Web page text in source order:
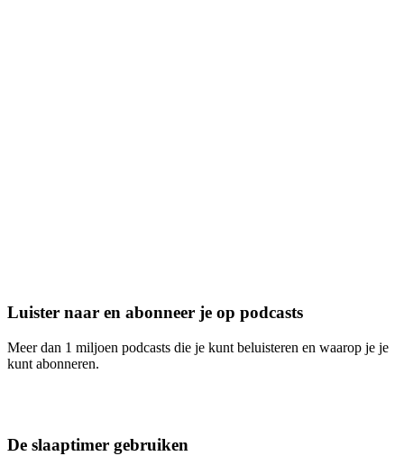
Luister naar en abonneer je op podcasts
Meer dan 1 miljoen podcasts die je kunt beluisteren en waarop je je
kunt abonneren.
De slaaptimer gebruiken